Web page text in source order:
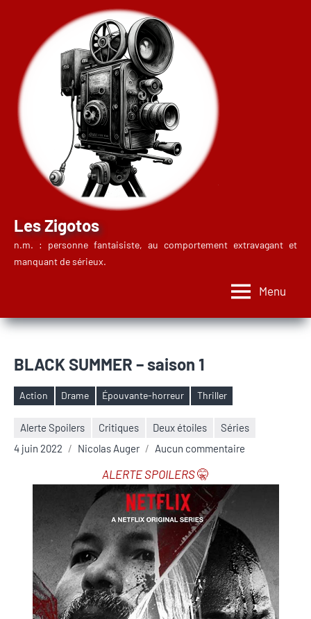
contenu
Les Zigotos
n.m. : personne fantaisiste, au comportement extravagant et
manquant de sérieux.
Menu
BLACK SUMMER – saison 1
Étiquettes
Action Drame Épouvante-horreur Thriller
Alerte Spoilers Critiques Deux étoiles
Séries
4 juin 2022
Nicolas Auger Aucun commentaire